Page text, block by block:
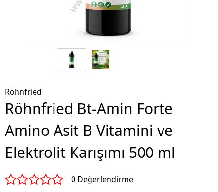
Röhnfried
Röhnfried Bt-Amin Forte
Amino Asit B Vitamini ve
Elektrolit Karışımı 500 ml
0 Değerlendirme